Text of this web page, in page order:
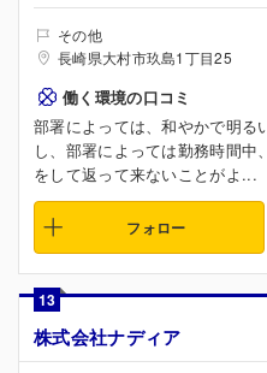
その他
長崎県大村市玖島1丁目25
働く環境の口コミ
部署によっては、和やかで明る
し、部署によっては勤務時間中
をして返って来ないことがよ...
フォロー
13
株式会社ナディア